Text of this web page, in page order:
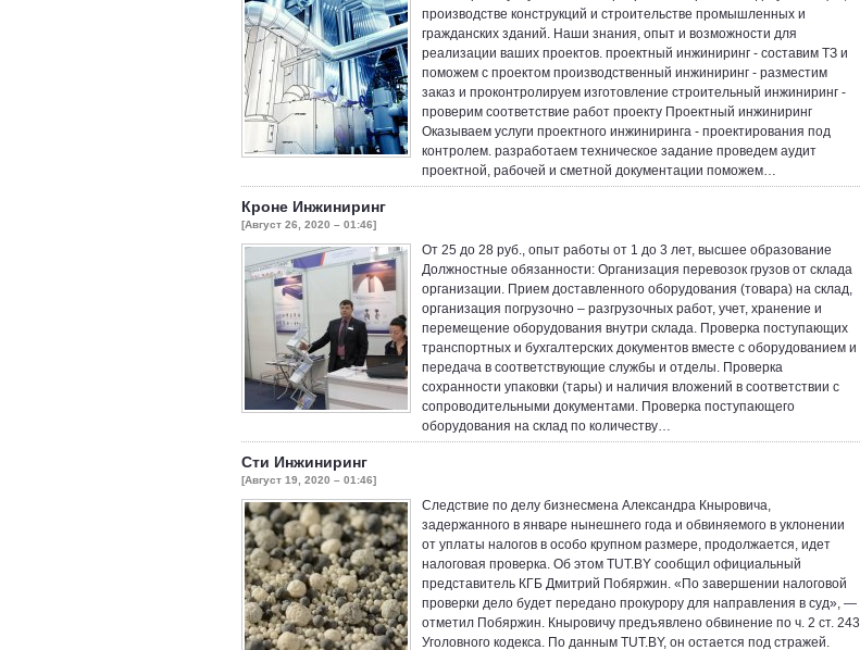
производстве конструкций и строительстве промышленных и
гражданских зданий. Наши знания, опыт и возможности для
реализации ваших проектов. проектный инжиниринг - составим ТЗ и
поможем с проектом производственный инжиниринг - разместим
заказ и проконтролируем изготовление строительный инжиниринг -
проверим соответствие работ проекту Проектный инжиниринг
Оказываем услуги проектного инжиниринга - проектирования под
контролем. разработаем техническое задание проведем аудит
проектной, рабочей и сметной документации поможем…
Кроне Инжиниринг
[Август 26, 2020 – 01:46]
От 25 до 28 руб., опыт работы от 1 до 3 лет, высшее образование
Должностные обязанности: Организация перевозок грузов от склада
организации. Прием доставленного оборудования (товара) на склад,
организация погрузочно – разгрузочных работ, учет, хранение и
перемещение оборудования внутри склада. Проверка поступающих
транспортных и бухгалтерских документов вместе с оборудованием и
передача в соответствующие службы и отделы. Проверка
сохранности упаковки (тары) и наличия вложений в соответствии с
сопроводительными документами. Проверка поступающего
оборудования на склад по количеству…
Сти Инжиниринг
[Август 19, 2020 – 01:46]
Следствие по делу бизнесмена Александра Кныровича,
задержанного в январе нынешнего года и обвиняемого в уклонении
от уплаты налогов в особо крупном размере, продолжается, идет
налоговая проверка. Об этом TUT.BY сообщил официальный
представитель КГБ Дмитрий Побяржин. «По завершении налоговой
проверки дело будет передано прокурору для направления в суд», —
отметил Побяржин. Кныровичу предъявлено обвинение по ч. 2 ст. 243
Уголовного кодекса. По данным TUT.BY, он остается под стражей.